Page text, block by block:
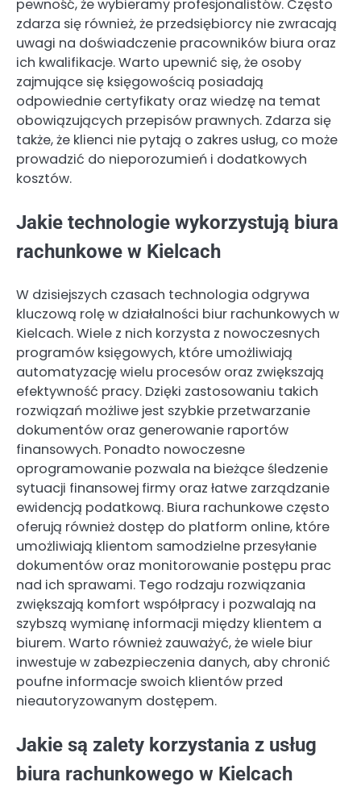
pewność, że wybieramy profesjonalistów. Często
zdarza się również, że przedsiębiorcy nie zwracają
uwagi na doświadczenie pracowników biura oraz
ich kwalifikacje. Warto upewnić się, że osoby
zajmujące się księgowością posiadają
odpowiednie certyfikaty oraz wiedzę na temat
obowiązujących przepisów prawnych. Zdarza się
także, że klienci nie pytają o zakres usług, co może
prowadzić do nieporozumień i dodatkowych
kosztów.
Jakie technologie wykorzystują biura
rachunkowe w Kielcach
W dzisiejszych czasach technologia odgrywa
kluczową rolę w działalności biur rachunkowych w
Kielcach. Wiele z nich korzysta z nowoczesnych
programów księgowych, które umożliwiają
automatyzację wielu procesów oraz zwiększają
efektywność pracy. Dzięki zastosowaniu takich
rozwiązań możliwe jest szybkie przetwarzanie
dokumentów oraz generowanie raportów
finansowych. Ponadto nowoczesne
oprogramowanie pozwala na bieżące śledzenie
sytuacji finansowej firmy oraz łatwe zarządzanie
ewidencją podatkową. Biura rachunkowe często
oferują również dostęp do platform online, które
umożliwiają klientom samodzielne przesyłanie
dokumentów oraz monitorowanie postępu prac
nad ich sprawami. Tego rodzaju rozwiązania
zwiększają komfort współpracy i pozwalają na
szybszą wymianę informacji między klientem a
biurem. Warto również zauważyć, że wiele biur
inwestuje w zabezpieczenia danych, aby chronić
poufne informacje swoich klientów przed
nieautoryzowanym dostępem.
Jakie są zalety korzystania z usług
biura rachunkowego w Kielcach